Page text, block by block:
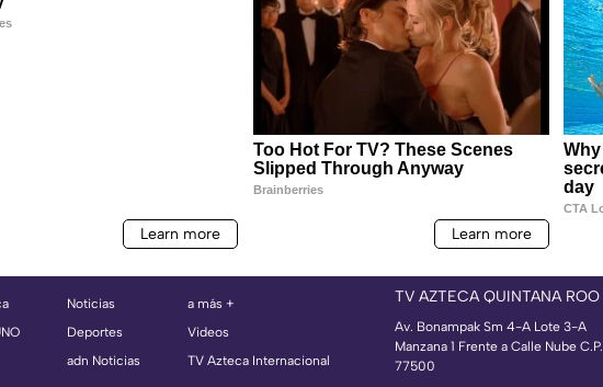
Noticias
Deportes
adn Noticias
a más +
Videos
TV Azteca Internacional
TV AZTECA QUINTANA ROO
Av. Bonampak Sm 4-A Lote 3-A
Manzana 1 Frente a Calle Nube C.P.
77500